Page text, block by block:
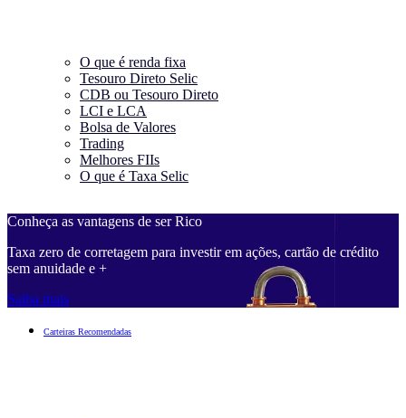
O que é renda fixa
Tesouro Direto Selic
CDB ou Tesouro Direto
LCI e LCA
Bolsa de Valores
Trading
Melhores FIIs
O que é Taxa Selic
Conheça as vantagens de ser Rico
Taxa zero de corretagem para investir em ações, cartão de crédito
sem anuidade e +
Saiba mais
Carteiras Recomendadas